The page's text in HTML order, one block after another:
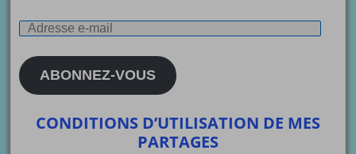
Adresse
mail
ABONNEZ-VOUS
CONDITIONS D’UTILISATION DE MES
PARTAGES